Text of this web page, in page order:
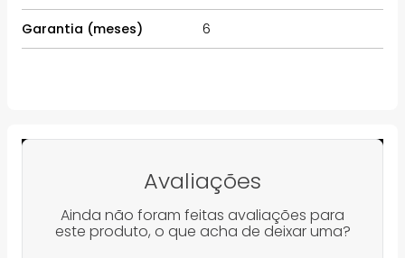
Garantia (meses) 6
Avaliações
Ainda não foram feitas avaliações para
este produto, o que acha de deixar uma?